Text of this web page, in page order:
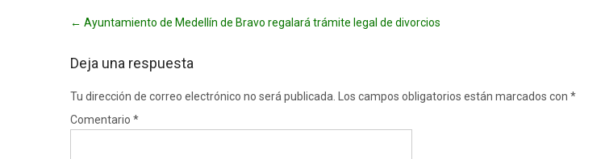
navigation
← Ayuntamiento de Medellín de Bravo regalará trámite legal de divorcios
Deja una respuesta
Tu dirección de correo electrónico no será publicada. Los campos obligatorios están marcados con *
Comentario *